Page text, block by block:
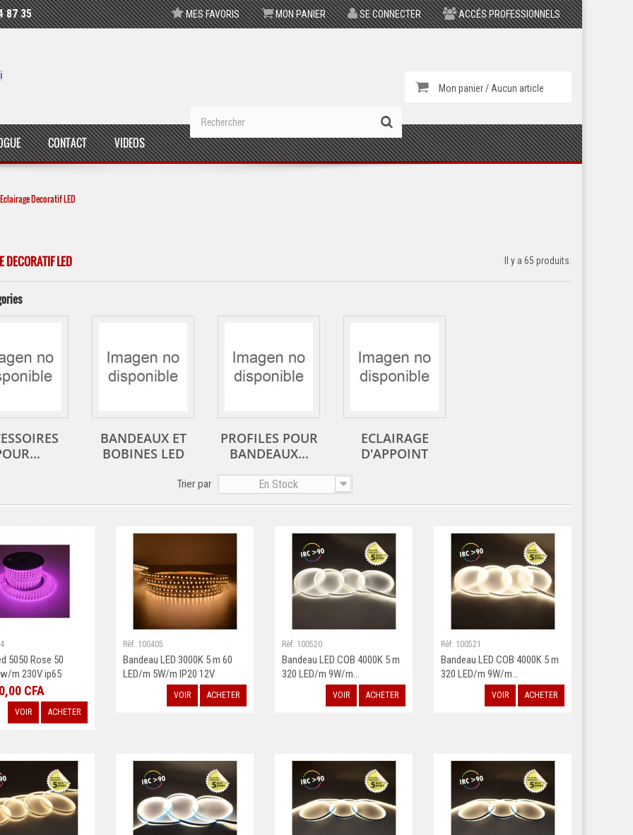
87 35 MES FAVORIS MON PANIER SE CONNECTER ACCÉS PROFESSIONNELS
Mon panier / Aucun article
CONTACT VIDEOS
Decoratif LED
DECORATIF LED Il y a 65 produits.
BANDEAUX ET
BOBINES LED
PROFILES POUR
BANDEAUX...
ECLAIRAGE
D'APPOINT
Trier par En Stock
5050 Rose 50
m 230V ip65
CFA
VOIR ACHETER
Rèf. 100405
Bandeau LED 3000K 5 m 60
LED/m 5W/m IP20 12V
VOIR ACHETER
Rèf. 100520
Bandeau LED COB 4000K 5 m
320 LED/m 9W/m...
VOIR ACHETER
Rèf. 100521
Bandeau LED COB 4000K 5 m
320 LED/m 9W/m...
VOIR ACHETER